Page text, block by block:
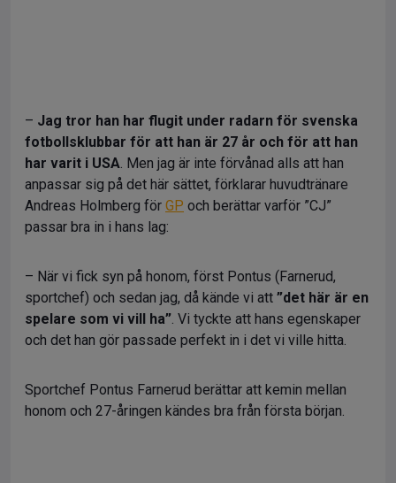
– Jag tror han har flugit under radarn för svenska
fotbollsklubbar för att han är 27 år och för att han
har varit i USA. Men jag är inte förvånad alls att han
anpassar sig på det här sättet, förklarar huvudtränare
Andreas Holmberg för GP och berättar varför ”CJ”
passar bra in i hans lag:
– När vi fick syn på honom, först Pontus (Farnerud,
sportchef) och sedan jag, då kände vi att ”det här är en
spelare som vi vill ha”. Vi tyckte att hans egenskaper
och det han gör passade perfekt in i det vi ville hitta.
Sportchef Pontus Farnerud berättar att kemin mellan
honom och 27-åringen kändes bra från första början.